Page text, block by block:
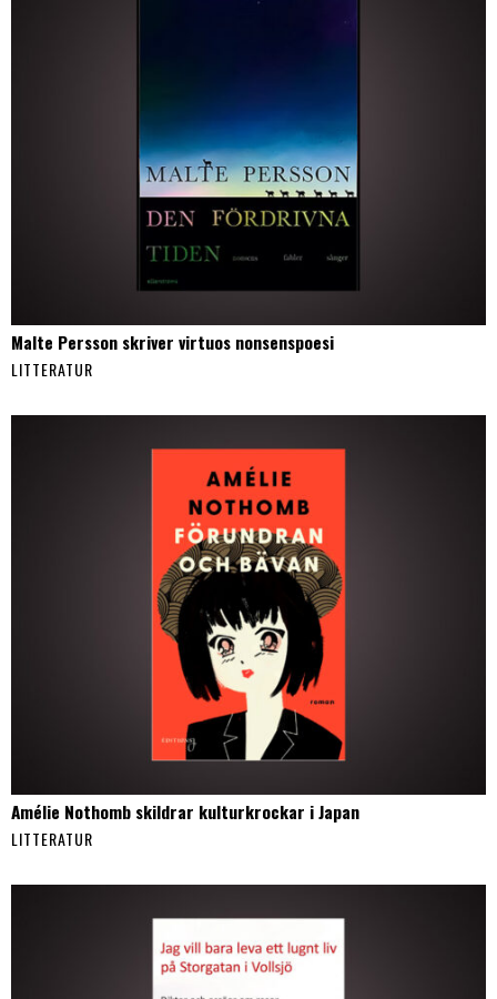
Malte Persson skriver virtuos nonsenspoesi
LITTERATUR
Amélie Nothomb skildrar kulturkrockar i Japan
LITTERATUR